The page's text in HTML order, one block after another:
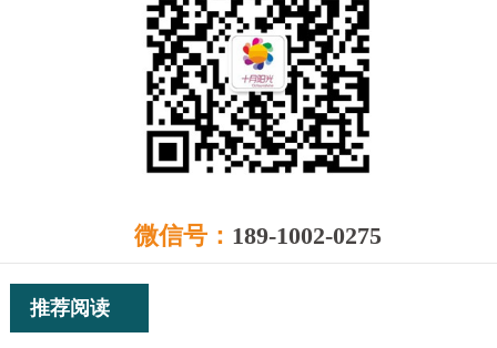
微信号： 189-1002-0275
推荐阅读